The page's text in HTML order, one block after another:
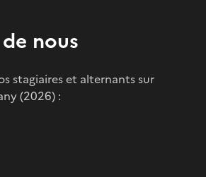
nous
stagiaires et alternants sur
(2026) :